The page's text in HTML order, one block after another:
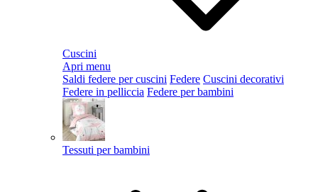
Cuscini
Apri menu
Saldi federe per cuscini Federe Cuscini decorativi
Federe in pelliccia Federe per bambini
Tessuti per bambini